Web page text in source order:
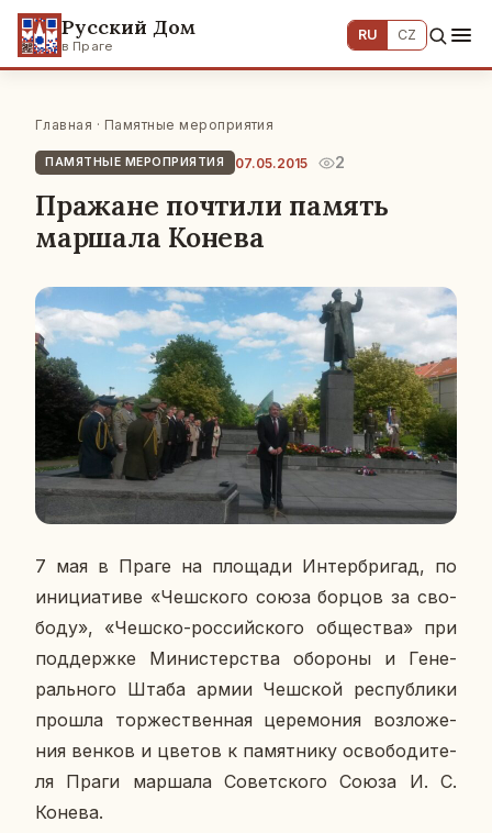
Русский Дом
в Праге
RU CZ
Главная · Памятные мероприятия
ПАМЯТНЫЕ МЕРОПРИЯТИЯ 07.05.2015 2
Пражане почтили память
маршала Конева
7 мая в Праге на пло­ща­ди Ин­тер­бри­гад, по
ини­ци­а­ти­ве «Чеш­ско­го союза борцов за сво­
бо­ду», «Чешско-рос­сий­ско­го об­ще­ства» при
под­держ­ке Ми­ни­стер­ства обо­ро­ны и Ге­не­
раль­но­го Штаба армии Чеш­ской рес­пуб­ли­ки
прошла тор­же­ствен­ная це­ре­мо­ния воз­ло­же­
ния венков и цветов к па­мят­ни­ку осво­бо­ди­те­
ля Праги мар­ша­ла Со­вет­ско­го Союза И. С.
Конева.